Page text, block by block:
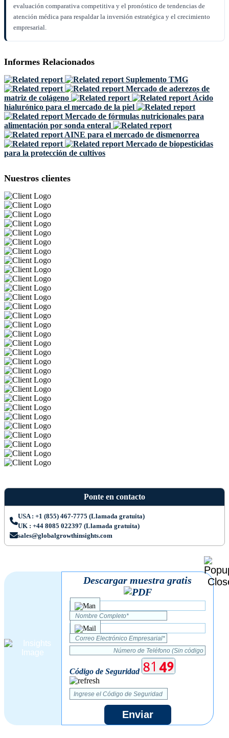
evaluación comparativa competitiva y el pronóstico de tendencias de
atención médica para respaldar la inversión estratégica y el crecimiento
empresarial.
Informes Relacionados
Suplemento TMG
Mercado de aderezos de
matriz de colágeno
Ácido
hialurónico para el mercado de la piel
Mercado de fórmulas nutricionales para
alimentación por sonda enteral
AINE para el mercado de dismenorrea
Mercado de biopesticidas
para la protección de cultivos
Nuestros clientes
Ponte en contacto
USA : +1 (855) 467-7775 (Llamada gratuita)
UK : +44 8085 022397 (Llamada gratuita)
sales@globalgrowthinsights.com
Descargar muestra gratis
Código de Seguridad
Enviar